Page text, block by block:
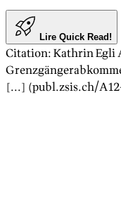
Lire Quick Read!
Citation:Kathrin Egli
[...] (publ.zsis.ch/A12